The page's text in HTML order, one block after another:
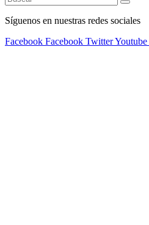
Síguenos en nuestras redes sociales
Facebook Facebook TwitterYoutube